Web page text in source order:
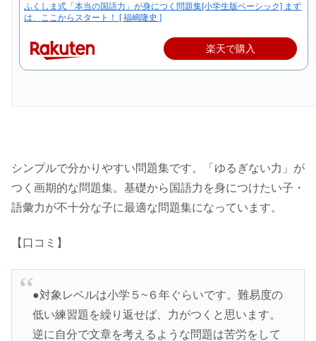
ふくしま式「本当の国語力」が身につく問題集[小学生版ベーシック] まず
は、ここからスタート！ [ 福嶋隆史 ]
楽天で購入
シンプルで分かりやすい問題集です。「ゆるぎない力」が
つく画期的な問題集。基礎から国語力を身につけたい子・
語彙力が不十分な子に最適な問題集になっています。
【口コミ】
●対象レベルは小学５~６年ぐらいです。難易度の
低い練習題を繰り返せば、力がつくと思います。
逆に自分で文章を考えるような問題は苦労をして